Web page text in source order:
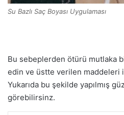
Su Bazlı Saç Boyası Uygulaması
Bu sebeplerden ötürü mutlaka
edin ve üstte verilen maddeleri
Yukarıda bu şekilde yapılmış
görebilirsinz.